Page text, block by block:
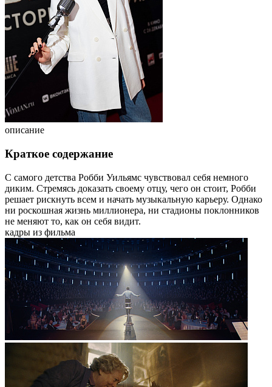
описание
Краткое содержание
С самого детства Робби Уильямс чувствовал себя немного
диким. Стремясь доказать своему отцу, чего он стоит, Робби
решает рискнуть всем и начать музыкальную карьеру. Однако
ни роскошная жизнь миллионера, ни стадионы поклонников
не меняют то, как он себя видит.
кадры из фильма